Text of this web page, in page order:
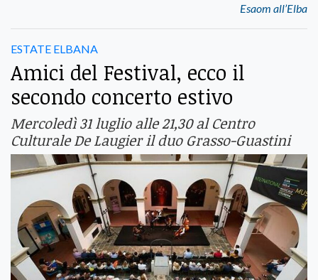
Esaom all’Elba
ESTATE ELBANA
Amici del Festival, ecco il
secondo concerto estivo
Mercoledì 31 luglio alle 21,30 al Centro
Culturale De Laugier il duo Grasso-Guastini